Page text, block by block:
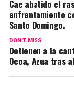
Cae abatido el
enfrentamiento
Santo Domingo.
DON'T MISS
Detienen a la
Ocoa, Azua tras